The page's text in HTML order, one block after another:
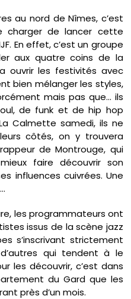
au nord de Nîmes, c’est
charger de lancer cette
En effet, c’est un groupe
aux quatre coins de la
ouvrir les festivités avec
bien mélanger les styles,
mais pas que… ils
de funk et de hip hop
Calmette samedi, ils ne
côtés, on y trouvera
de Montrouge, qui
faire découvrir son
influences cuivrées. Une
les programmateurs ont
issus de la scène jazz
s’inscrivant strictement
qui tendent à le
les découvrir, c’est dans
du Gard que les
près d’un mois.